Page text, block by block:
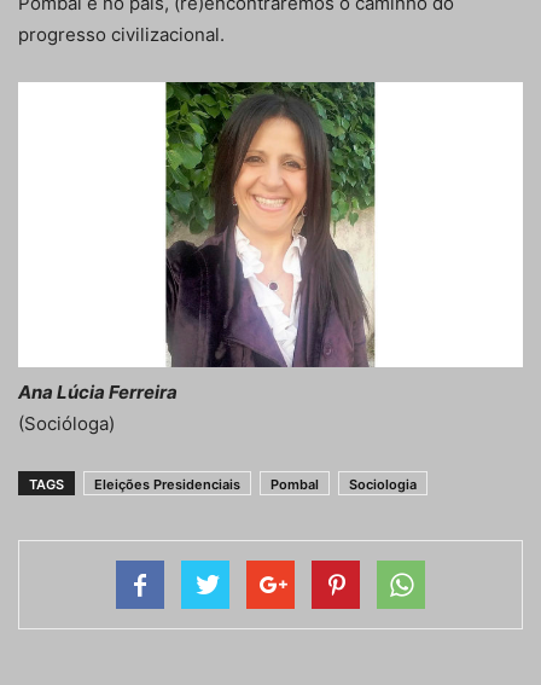
progresso civilizacional.
Ana Lúcia Ferreira
(Socióloga)
TAGS Eleições Presidenciais Pombal Sociologia